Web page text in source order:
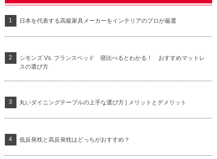
日本を代表する高級家具メーカーをインテリアのプロが厳選
シモンズ Vs. フランスベッド 寝比べるとわかる！ おすすめマットレ
スの選び方
丸いダイニングテーブルの上手な選び方 | メリットとデメリット
低反発枕と高反発枕はどっちがおすすめ？